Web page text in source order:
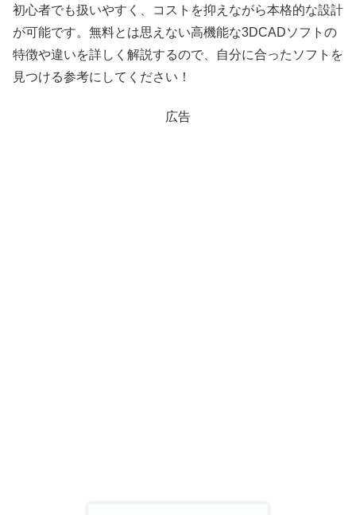
初心者でも扱いやすく、コストを抑えながら本格的な設計
が可能です。無料とは思えない高機能な3DCADソフトの
特徴や違いを詳しく解説するので、自分に合ったソフトを
見つける参考にしてください！
広告